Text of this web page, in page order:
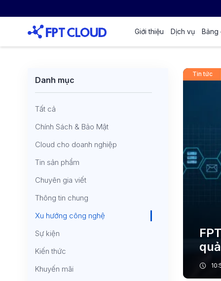
Giới thiệu Dịch vụ Bảng
Danh mục
Tất cả
Chính Sách & Bảo Mật
Cloud cho doanh nghiệp
Tin sản phẩm
Chuyên gia viết
Thông tin chung
Xu hướng công nghệ
Sự kiện
Kiến thức
Khuyến mãi
Tin tức